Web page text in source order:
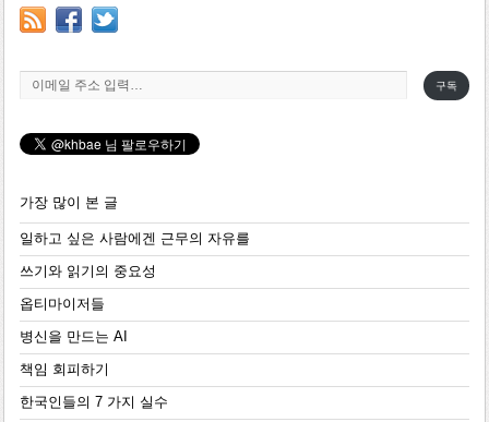
이메일 주소 입력…
구독
가장 많이 본 글
일하고 싶은 사람에겐 근무의 자유를
쓰기와 읽기의 중요성
옵티마이저들
병신을 만드는 AI
책임 회피하기
한국인들의 7 가지 실수